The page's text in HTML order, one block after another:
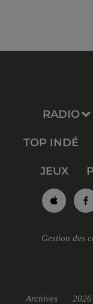
RADIO
TOP INDÉ
JEUX
Gestion des
Archives 2026